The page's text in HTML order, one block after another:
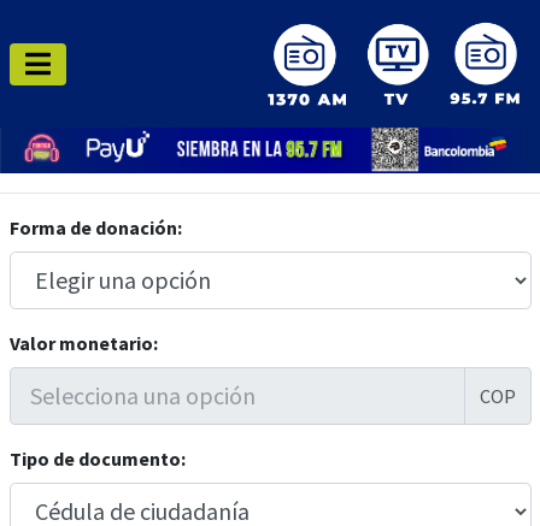
Forma de donación:
Valor monetario:
COP
Tipo de documento: